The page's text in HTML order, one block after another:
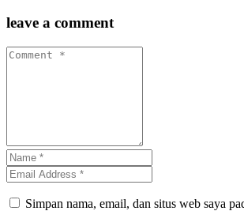
leave a comment
Simpan nama, email, dan situs web saya